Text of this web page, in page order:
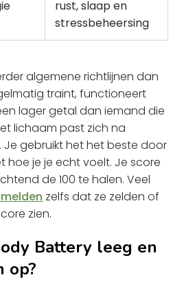
rust, slaap en
stressbeheersing
algemene richtlijnen dan
traint, functioneert
lager getal dan iemand die
lichaam past zich na
gebruikt het het beste door
hoe je je echt voelt. Je score
de 100 te halen. Veel
zelfs dat ze zelden of
zien.
Battery leeg en
op?